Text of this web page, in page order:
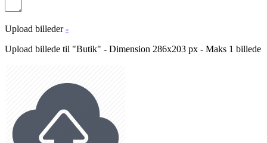
Upload billeder -
Upload billede til "Butik" - Dimension 286x203 px - Maks 1 billede